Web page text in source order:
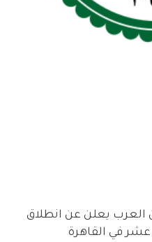
العرب يعلن عن انطلاق
عشر في القاهرة